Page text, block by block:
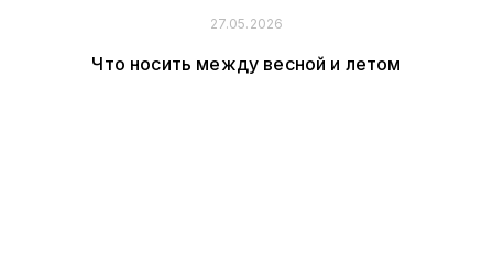
27.05.2026
Что носить между весной и летом